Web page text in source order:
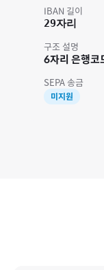
IBAN 길이
29자리
구조 설명
6자리 은행코
SEPA 송금
미지원